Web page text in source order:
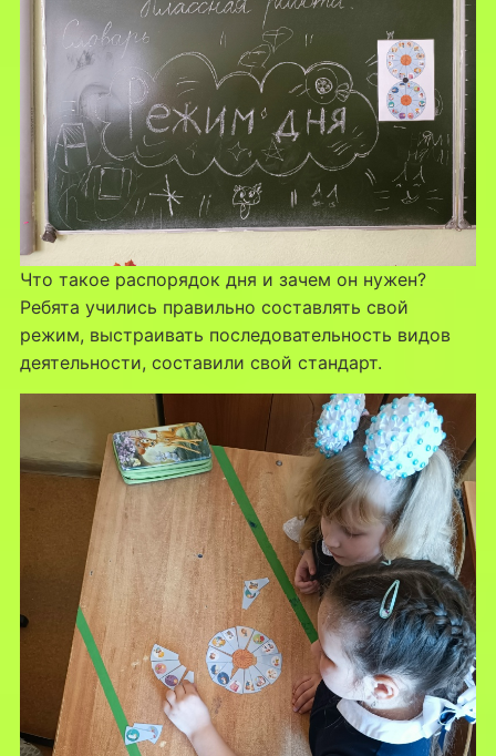
Что такое распорядок дня и зачем он нужен?
Ребята учились правильно составлять свой
режим, выстраивать последовательность видов
деятельности, составили свой стандарт.